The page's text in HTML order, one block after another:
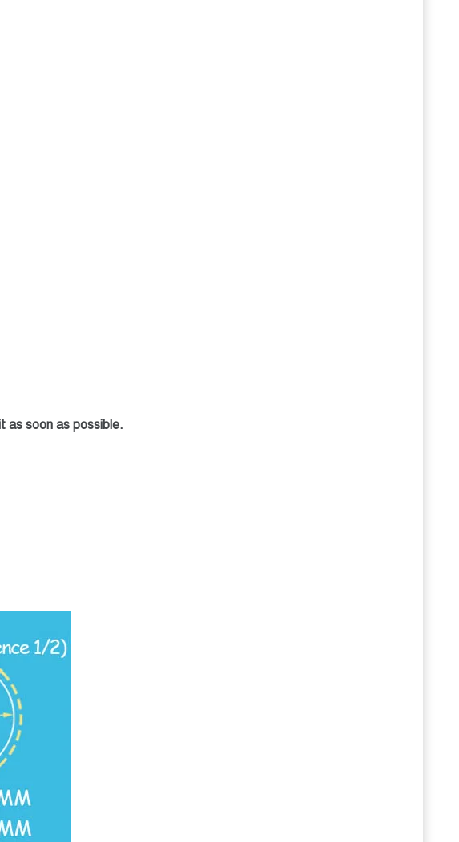
as soon as possible.